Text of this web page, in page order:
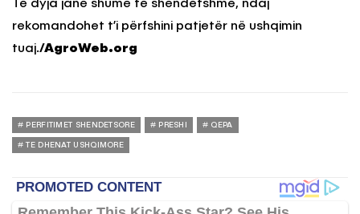
Të dyja janë shumë të shëndetshme, ndaj
rekomandohet t’i përfshini patjetër në ushqimin
tuaj./AgroWeb.org
PERFITIMET SHENDETSORE PRESHI QEPA
TE DHENAT USHQIMORE